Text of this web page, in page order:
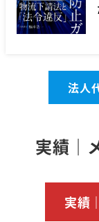
法人
実績｜
実績